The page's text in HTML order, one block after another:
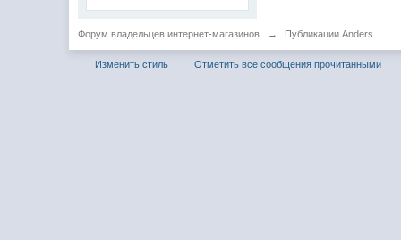
Форум владельцев интернет-магазинов → Публикации Anders
Изменить стиль Отметить все сообщения прочитанными